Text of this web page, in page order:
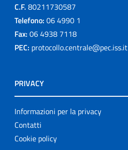
C.F. 80211730587
Telefono: 06 4990 1
Fax: 06 4938 7118
PEC: protocollo.centrale@pec.iss.it
PRIVACY
Informazioni per la privacy
Contatti
Cookie policy